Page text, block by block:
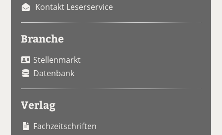
Kontakt Leserservice
Branche
Stellenmarkt
Datenbank
Verlag
Fachzeitschriften